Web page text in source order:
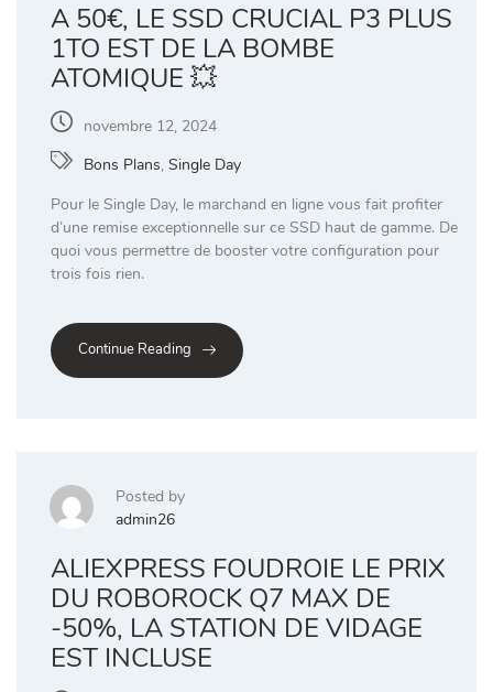
A 50€, LE SSD CRUCIAL P3 PLUS
1TO EST DE LA BOMBE
ATOMIQUE 💥
novembre 12, 2024
Bons Plans, Single Day
Pour le Single Day, le marchand en ligne vous fait profiter
d’une remise exceptionnelle sur ce SSD haut de gamme. De
quoi vous permettre de booster votre configuration pour
trois fois rien.
Continue Reading
Posted by
admin26
ALIEXPRESS FOUDROIE LE PRIX
DU ROBOROCK Q7 MAX DE
-50%, LA STATION DE VIDAGE
EST INCLUSE